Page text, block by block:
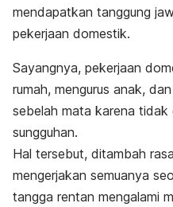
mendapatkan tanggung
pekerjaan domestik.
Sayangnya, pekerjaan
rumah, mengurus anak,
sebelah mata karena tidak
sungguhan.
Hal tersebut, ditambah
mengerjakan semuanya
tangga rentan mengalami